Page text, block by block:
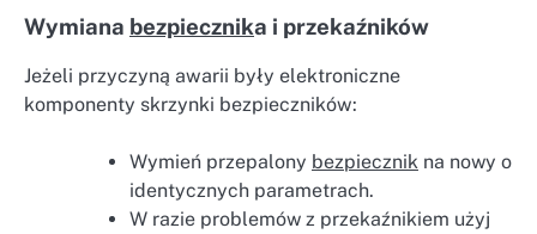
Wymiana bezpiecznika i przekaźników
Jeżeli przyczyną awarii były elektroniczne
komponenty skrzynki bezpieczników:
Wymień przepalony bezpiecznik na nowy o
identycznych parametrach.
W razie problemów z przekaźnikiem użyj